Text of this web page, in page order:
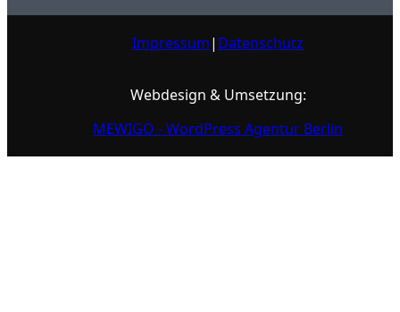
Impressum| Datenschutz
Webdesign & Umsetzung:
MEWIGO - WordPress Agentur Berlin